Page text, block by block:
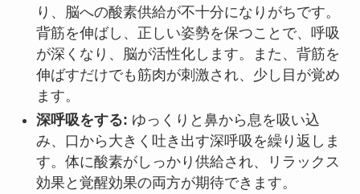
り、脳への酸素供給が不十分になりがちです。
背筋を伸ばし、正しい姿勢を保つことで、呼吸
が深くなり、脳が活性化します。また、背筋を
伸ばすだけでも筋肉が刺激され、少し目が覚め
ます。
深呼吸をする: ゆっくりと鼻から息を吸い込
み、口から大きく吐き出す深呼吸を繰り返しま
す。体に酸素がしっかり供給され、リラックス
効果と覚醒効果の両方が期待できます。